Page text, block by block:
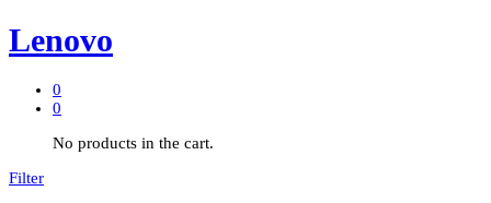
Lenovo
0
0
No products in the cart.
Filter